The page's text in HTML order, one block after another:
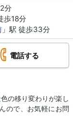
分
歩18分
」駅 徒歩33分
電話する
の移り変わりが楽し
ので、お気軽にお問